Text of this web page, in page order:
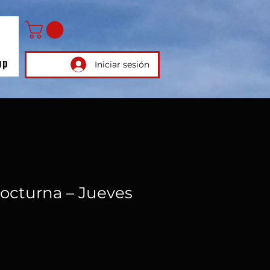
Iniciar sesión
– Jueves